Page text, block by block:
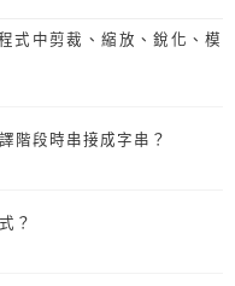
中剪裁、縮放、銳化、模
階段時串接成字串？
？